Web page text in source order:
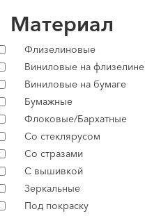
Материал
Флизелиновые
Виниловые на флизелине
Виниловые на бумаге
Бумажные
Флоковые/Бархатные
Со стеклярусом
Со стразами
С вышивкой
Зеркальные
Под покраску